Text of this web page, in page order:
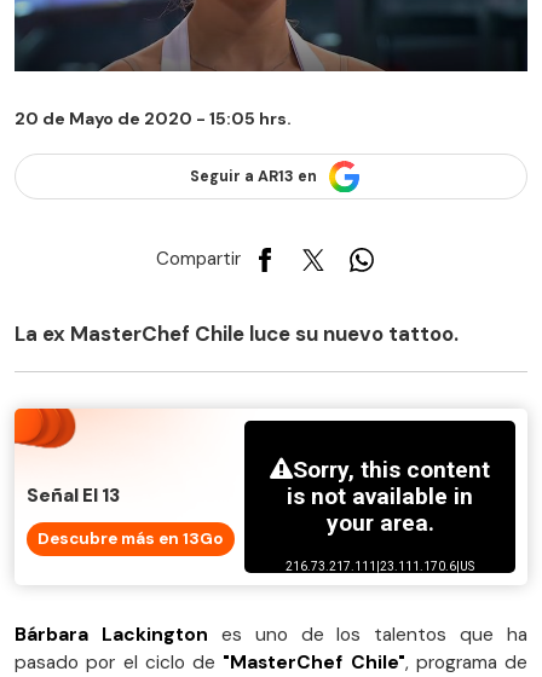
20 de Mayo de 2020 - 15:05 hrs.
Seguir a AR13 en
Compartir
La ex MasterChef Chile luce su nuevo tattoo.
Señal El 13
Descubre más en 13Go
Bárbara Lackington es uno de los talentos que ha
pasado por el ciclo de "MasterChef Chile", programa de